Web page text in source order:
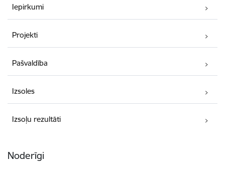
Iepirkumi
Projekti
Pašvaldība
Izsoles
Izsoļu rezultāti
Noderīgi